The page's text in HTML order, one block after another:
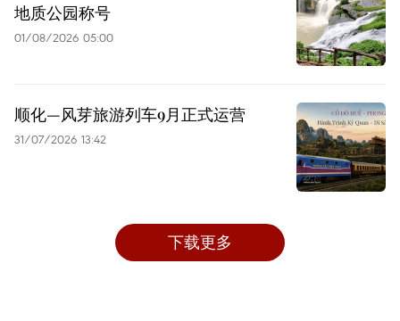
地质公园称号
01/08/2026 05:00
顺化—风芽旅游列车9月正式运营
31/07/2026 13:42
下载更多